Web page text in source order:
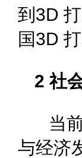
到3D
国3D
2 社
当
与经济